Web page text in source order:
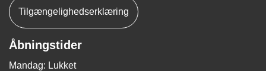
Tilgængelighedserklæring
Åbningstider
Mandag: Lukket